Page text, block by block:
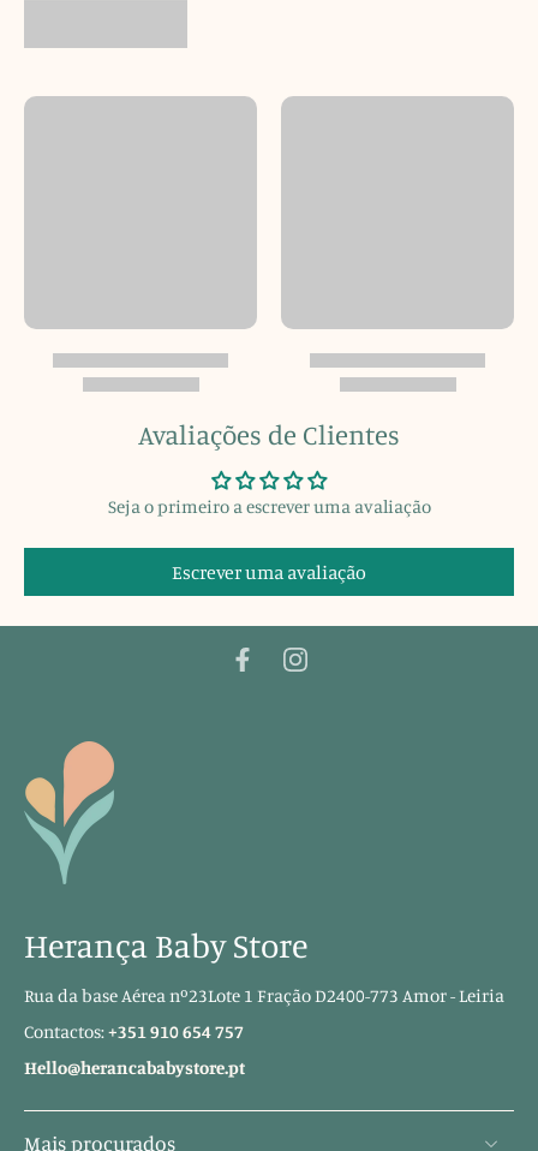
Avaliações de Clientes
Seja o primeiro a escrever uma avaliação
Escrever uma avaliação
Herança Baby Store
Rua da base Aérea nº23Lote 1 Fração D2400-773 Amor - Leiria
Contactos:+351 910 654 757
Hello@herancababystore.pt
Mais procurados